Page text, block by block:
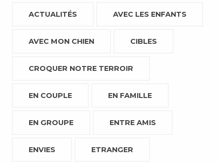
ACTUALITÉS AVEC LES ENFANTS
AVEC MON CHIEN CIBLES
CROQUER NOTRE TERROIR
EN COUPLE EN FAMILLE
EN GROUPE ENTRE AMIS
ENVIES ETRANGER